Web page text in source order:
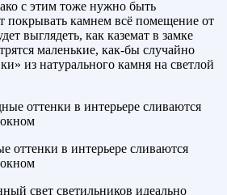
с этим тоже нужно быть
покрывать камнем всё помещение от
выглядеть, как каземат в замке
маленькие, как-бы случайно
из натурального камня на светлой
оттенки в интерьере сливаются